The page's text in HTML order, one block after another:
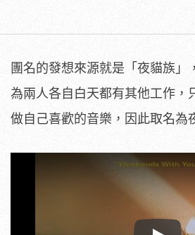
團名的發想來源就是「夜貓族」
為兩人各自白天都有其他工作，
做自己喜歡的音樂，因此取名為